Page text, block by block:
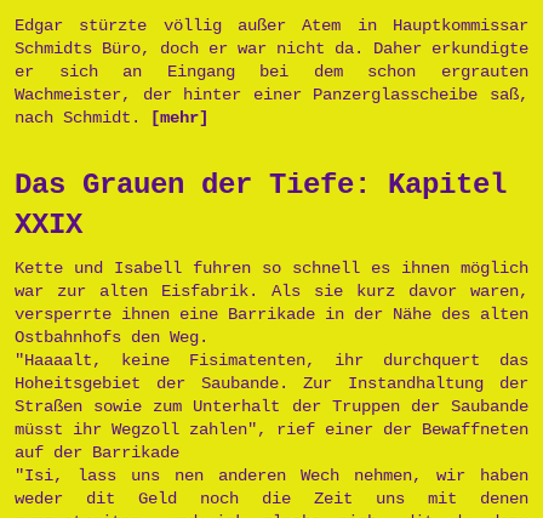
Edgar stürzte völlig außer Atem in Hauptkommissar
Schmidts Büro, doch er war nicht da. Daher erkundigte
er sich an Eingang bei dem schon ergrauten
Wachmeister, der hinter einer Panzerglasscheibe saß,
nach Schmidt.
[mehr]
Das Grauen der Tiefe: Kapitel
XXIX
Kette und Isabell fuhren so schnell es ihnen möglich
war zur alten Eisfabrik. Als sie kurz davor waren,
versperrte ihnen eine Barrikade in der Nähe des alten
Ostbahnhofs den Weg.
"Haaaalt, keine Fisimatenten, ihr durchquert das
Hoheitsgebiet der Saubande. Zur Instandhaltung der
Straßen sowie zum Unterhalt der Truppen der Saubande
müsst ihr Wegzoll zahlen", rief einer der Bewaffneten
auf der Barrikade
"Isi, lass uns nen anderen Wech nehmen, wir haben
weder dit Geld noch die Zeit uns mit denen